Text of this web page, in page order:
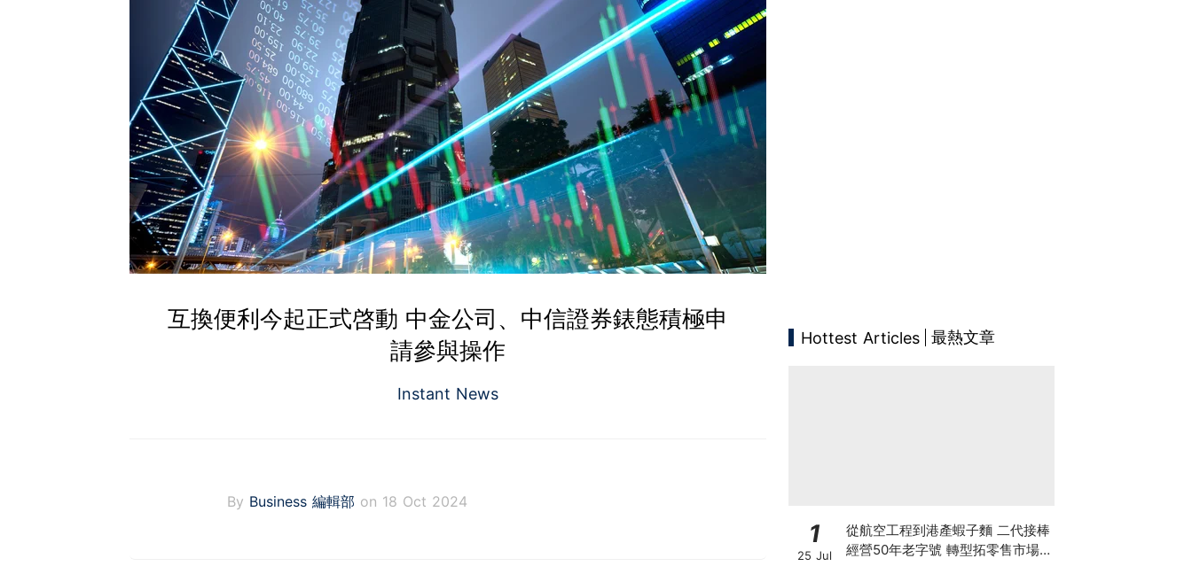
互換便利今起正式啓動 中金公司、中信證券錶態積極申
請參與操作
Instant News
By Business 編輯部 on 18 Oct 2024
Hottest Articles 最熱文章
1
25 Jul
從航空工程到港產蝦子麵 二代接棒
經營50年老字號 轉型拓零售市場